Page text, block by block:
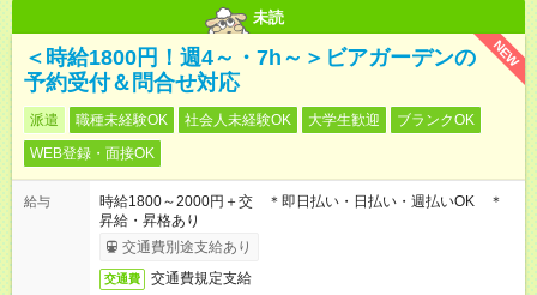
未読
NEW
＜時給1800円！週4～・7h～＞ビアガーデンの
予約受付＆問合せ対応
派遣 職種未経験OK 社会人未経験OK 大学生歓迎
ブランクOK
WEB登録・面接OK
給与
時給1800～2000円＋交 ＊即日払い・日払い・週払いOK ＊
昇給・昇格あり
交通費別途支給あり
交通費 交通費規定支給